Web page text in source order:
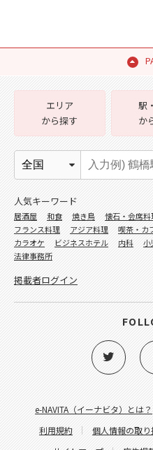
e-NAVITA（イーナビタ）とは？
利用規約
個人情報の取
エリア
から探す
駅
か
人気キーワード
居酒屋 和食 焼き鳥 懐石・会席料
フランス料理
アジア料理 喫茶・カ
カラオケ
ビジネスホテル 内科 小
法律事務所
掲載者ログイン